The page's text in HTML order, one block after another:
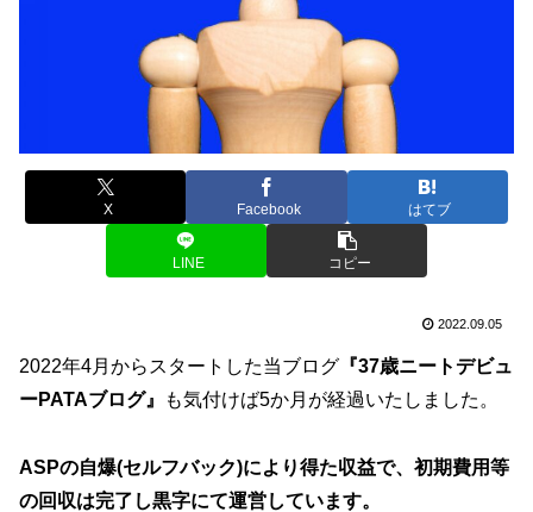
X Facebook はてブ
LINE コピー
2022.09.05
2022年4月からスタートした当ブログ 『37歳ニートデビュ
ーPATAブログ』
も気付けば5か月が経過いたしました。
ASPの自爆(セルフバック)により得た収益で、初期費用等
の回収は完了し黒字にて運営しています。